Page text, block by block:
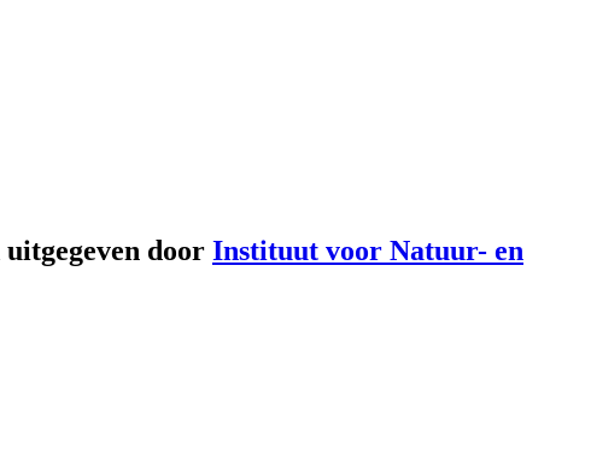
uitgegeven door Instituut voor Natuur- en